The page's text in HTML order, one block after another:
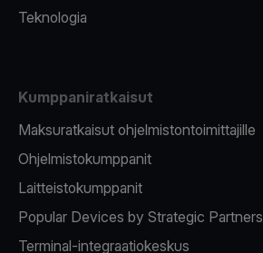
Teknologia
Kumppaniratkaisut
Maksuratkaisut ohjelmistontoimittajille
Ohjelmistokumppanit
Laitteistokumppanit
Popular Devices by Strategic Partners
Terminal-integraatiokeskus